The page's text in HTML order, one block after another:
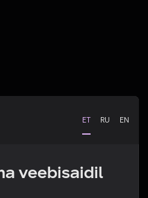
ET RU EN
veebisaidil